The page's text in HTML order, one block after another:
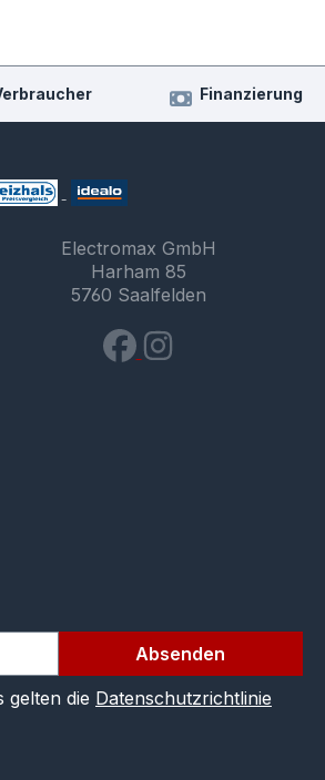
Finanzierung
Electromax GmbH
Harham 85
5760 Saalfelden
Absenden
gelten die Datenschutzrichtlinie